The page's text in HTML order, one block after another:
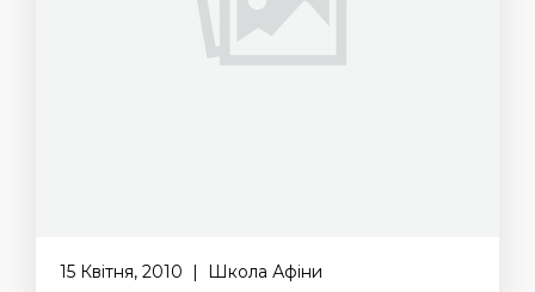
15 Квітня, 2010 | Школа Афіни